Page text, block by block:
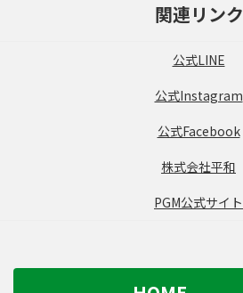
関連リンク
公式LINE
公式Instagram
公式Facebook
株式会社平和
PGM公式サイト